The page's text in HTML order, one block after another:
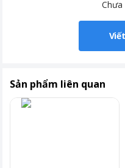
Sản phẩm liên quan